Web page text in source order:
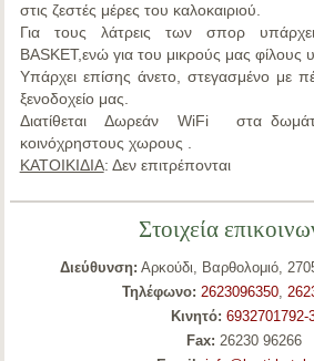
στις ζεστές μέρες του καλοκαιριού.
Για τους λάτρεις των σπορ
BASKET,ενώ για του μικρούς μας φίλους
Υπάρχει επίσης άνετο, στεγασμένο με
ξενοδοχείο μας.
Διατίθεται Δωρεάν WiFi
στα
κοινόχρηστους χωρους .
ΚΑΤΟΙΚΙΔΙΑ: Δεν επιτρέπονται
Στοιχεία
Διεύθυνση: Αρκούδι, Βαρθολομιό,
Τηλέφωνο: 2623096350
Κινητό: 6932701792-
Fax: 26230 96266